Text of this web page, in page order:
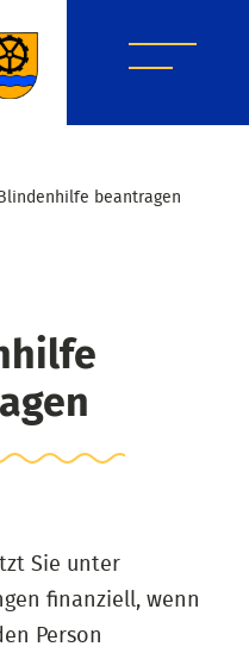
Blindenhilfe beantragen
Sie unter
finanziell, wenn
Person